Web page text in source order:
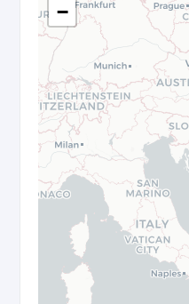
−